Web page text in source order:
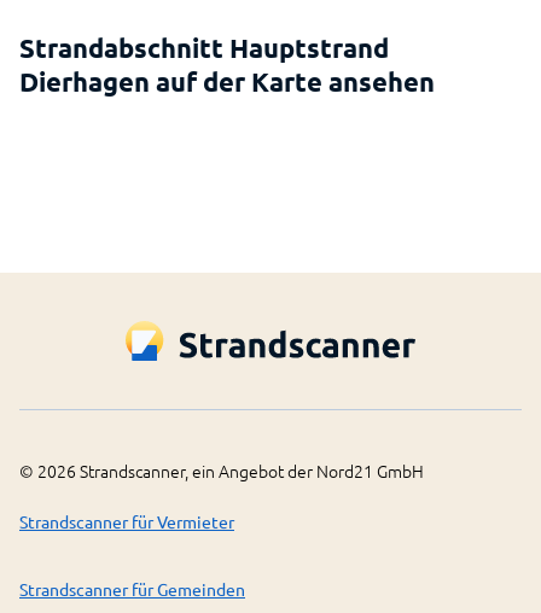
Strandabschnitt Hauptstrand
Dierhagen auf der Karte ansehen
Erlauben Sie das Laden von einer
interaktiven Karte?
© 2026 Strandscanner, ein Angebot der Nord21 GmbH
Strandscanner für Vermieter
Strandscanner für Gemeinden